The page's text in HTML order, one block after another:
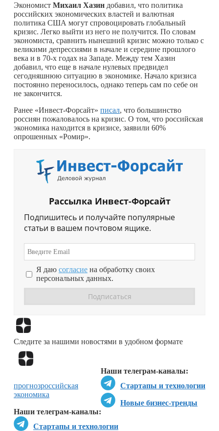
Экономист Михаил Хазин добавил, что политика
российских экономических властей и валютная
политика США могут спровоцировать глобальный
кризис. Легко выйти из него не получится. По словам
экономиста, сравнить нынешний кризис можно только с
великими депрессиями в начале и середине прошлого
века и в 70-х годах на Западе. Между тем Хазин
добавил, что еще в начале нулевых предвидел
сегодняшнюю ситуацию в экономике. Начало кризиса
постоянно переносилось, однако теперь сам по себе он
не закончится.
Ранее «Инвест-Форсайт» писал, что большинство
россиян пожаловалось на кризис. О том, что российская
экономика находится в кризисе, заявили 60%
опрошенных «Ромир».
Рассылка Инвест-Форсайт
Подпишитесь и получайте популярные
статьи в вашем почтовом ящике.
Я даю согласие на обработку своих
персональных данных.
Следите за нашими новостями в удобном формате
Наши телеграм-каналы:
Стартапы и технологии
Новые бизнес-тренды
Наши телеграм-каналы:
Стартапы и технологии
прогнозроссийская
экономика